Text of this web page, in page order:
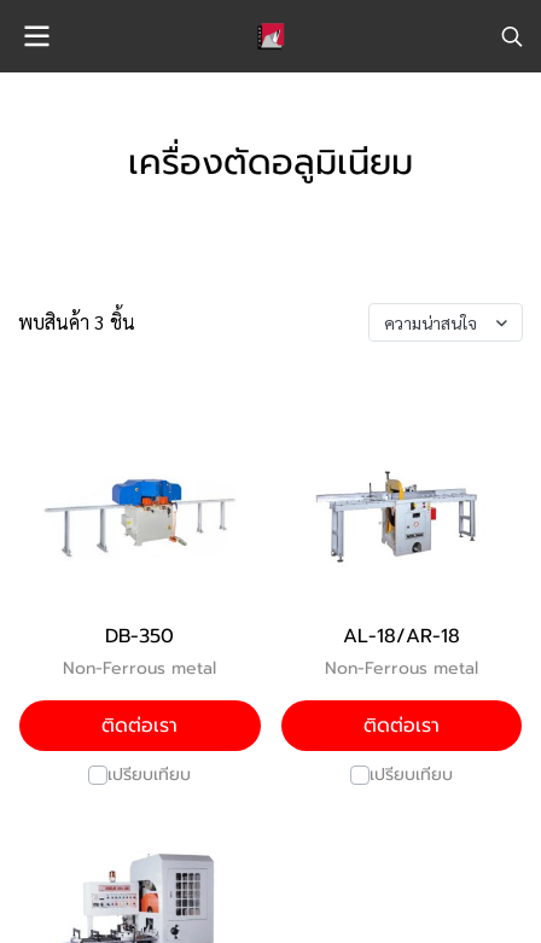
เครื่องตัดอลูมิเนียม
พบสินค้า 3 ชิ้น ความน่าสนใจ
DB-350
Non-Ferrous metal
ติดต่อเรา
เปรียบเทียบ
AL-18/AR-18
Non-Ferrous metal
ติดต่อเรา
เปรียบเทียบ